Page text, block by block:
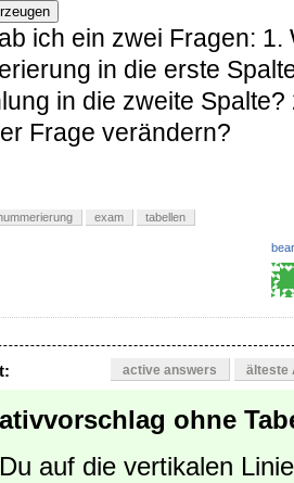
ich ein zwei Fragen: 1.
in die erste
in die zweite
Frage verändern?
exam tabellen
active answers älteste
ohne
auf die vertikalen